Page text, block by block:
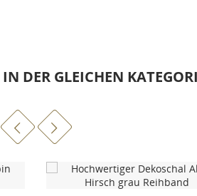
DER GLEICHEN